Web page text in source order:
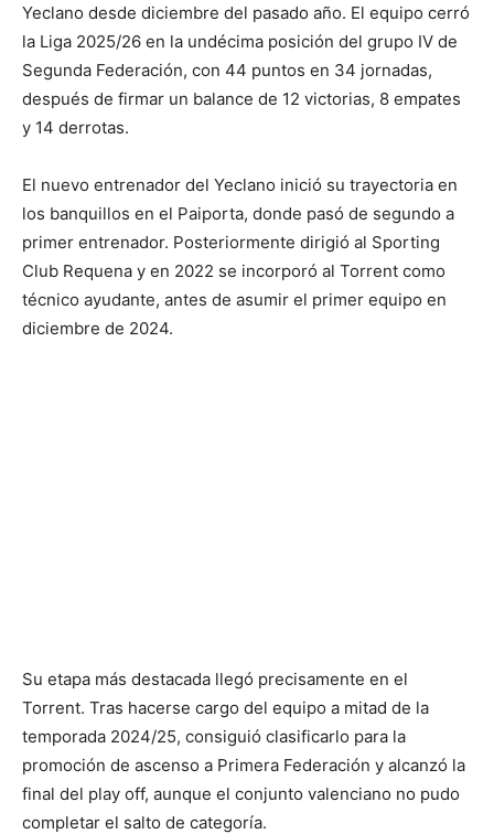
Yeclano desde diciembre del pasado año. El equipo cerró
la Liga 2025/26 en la undécima posición del grupo IV de
Segunda Federación, con 44 puntos en 34 jornadas,
después de firmar un balance de 12 victorias, 8 empates
y 14 derrotas.
El nuevo entrenador del Yeclano inició su trayectoria en
los banquillos en el Paiporta, donde pasó de segundo a
primer entrenador. Posteriormente dirigió al Sporting
Club Requena y en 2022 se incorporó al Torrent como
técnico ayudante, antes de asumir el primer equipo en
diciembre de 2024.
Su etapa más destacada llegó precisamente en el
Torrent. Tras hacerse cargo del equipo a mitad de la
temporada 2024/25, consiguió clasificarlo para la
promoción de ascenso a Primera Federación y alcanzó la
final del play off, aunque el conjunto valenciano no pudo
completar el salto de categoría.